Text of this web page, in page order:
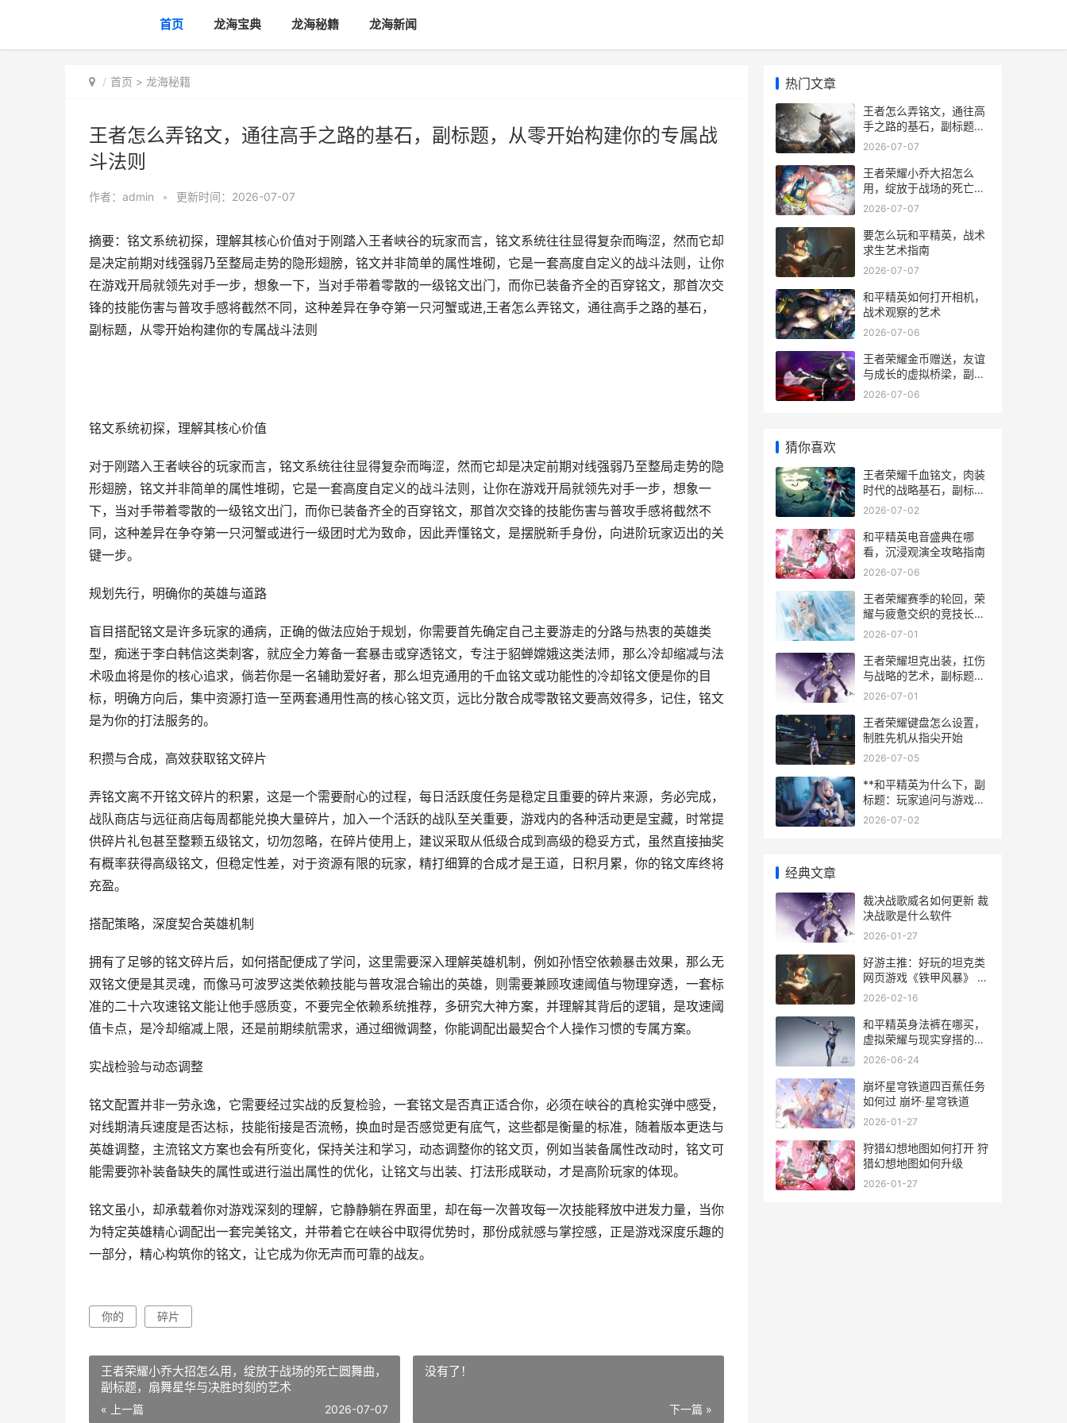
首页 龙海宝典 龙海秘籍 龙海新闻
首页 > 龙海秘籍
王者怎么弄铭文，通往高手之路的基石，副标题，从零开始构建你的专属战
斗法则
作者： admin • 更新时间：2026-07-07
摘要：铭文系统初探，理解其核心价值对于刚踏入王者峡谷的玩家而言，铭文系统往往显得复杂而晦涩，然而它却
是决定前期对线强弱乃至整局走势的隐形翅膀，铭文并非简单的属性堆砌，它是一套高度自定义的战斗法则，让你
在游戏开局就领先对手一步，想象一下，当对手带着零散的一级铭文出门，而你已装备齐全的百穿铭文，那首次交
锋的技能伤害与普攻手感将截然不同，这种差异在争夺第一只河蟹或进,王者怎么弄铭文，通往高手之路的基石，
副标题，从零开始构建你的专属战斗法则
铭文系统初探，理解其核心价值
对于刚踏入王者峡谷的玩家而言，铭文系统往往显得复杂而晦涩，然而它却是决定前期对线强弱乃至整局走势的隐
形翅膀，铭文并非简单的属性堆砌，它是一套高度自定义的战斗法则，让你在游戏开局就领先对手一步，想象一
下，当对手带着零散的一级铭文出门，而你已装备齐全的百穿铭文，那首次交锋的技能伤害与普攻手感将截然不
同，这种差异在争夺第一只河蟹或进行一级团时尤为致命，因此弄懂铭文，是摆脱新手身份，向进阶玩家迈出的关
键一步。
规划先行，明确你的英雄与道路
盲目搭配铭文是许多玩家的通病，正确的做法应始于规划，你需要首先确定自己主要游走的分路与热衷的英雄类
型，痴迷于李白韩信这类刺客，就应全力筹备一套暴击或穿透铭文，专注于貂蝉嫦娥这类法师，那么冷却缩减与法
术吸血将是你的核心追求，倘若你是一名辅助爱好者，那么坦克通用的千血铭文或功能性的冷却铭文便是你的目
标，明确方向后，集中资源打造一至两套通用性高的核心铭文页，远比分散合成零散铭文要高效得多，记住，铭文
是为你的打法服务的。
积攒与合成，高效获取铭文碎片
弄铭文离不开铭文碎片的积累，这是一个需要耐心的过程，每日活跃度任务是稳定且重要的碎片来源，务必完成，
战队商店与远征商店每周都能兑换大量碎片，加入一个活跃的战队至关重要，游戏内的各种活动更是宝藏，时常提
供碎片礼包甚至整颗五级铭文，切勿忽略，在碎片使用上，建议采取从低级合成到高级的稳妥方式，虽然直接抽奖
有概率获得高级铭文，但稳定性差，对于资源有限的玩家，精打细算的合成才是王道，日积月累，你的铭文库终将
充盈。
搭配策略，深度契合英雄机制
拥有了足够的铭文碎片后，如何搭配便成了学问，这里需要深入理解英雄机制，例如孙悟空依赖暴击效果，那么无
双铭文便是其灵魂，而像马可波罗这类依赖技能与普攻混合输出的英雄，则需要兼顾攻速阈值与物理穿透，一套标
准的二十六攻速铭文能让他手感质变，不要完全依赖系统推荐，多研究大神方案，并理解其背后的逻辑，是攻速阈
值卡点，是冷却缩减上限，还是前期续航需求，通过细微调整，你能调配出最契合个人操作习惯的专属方案。
实战检验与动态调整
铭文配置并非一劳永逸，它需要经过实战的反复检验，一套铭文是否真正适合你，必须在峡谷的真枪实弹中感受，
对线期清兵速度是否达标，技能衔接是否流畅，换血时是否感觉更有底气，这些都是衡量的标准，随着版本更迭与
英雄调整，主流铭文方案也会有所变化，保持关注和学习，动态调整你的铭文页，例如当装备属性改动时，铭文可
能需要弥补装备缺失的属性或进行溢出属性的优化，让铭文与出装、打法形成联动，才是高阶玩家的体现。
铭文虽小，却承载着你对游戏深刻的理解，它静静躺在界面里，却在每一次普攻每一次技能释放中迸发力量，当你
为特定英雄精心调配出一套完美铭文，并带着它在峡谷中取得优势时，那份成就感与掌控感，正是游戏深度乐趣的
一部分，精心构筑你的铭文，让它成为你无声而可靠的战友。
你的 碎片
王者荣耀小乔大招怎么用，绽放于战场的死亡圆舞曲，
副标题，扇舞星华与决胜时刻的艺术
« 上一篇 2026-07-07
没有了！
下一篇 »
热门文章
王者怎么弄铭文，通往高
手之路的基石，副标题，
从零开始构建你的专属战
2026-07-07
王者荣耀小乔大招怎么
用，绽放于战场的死亡圆
舞曲，副标题，扇舞星华
2026-07-07
要怎么玩和平精英，战术
求生艺术指南
2026-07-07
和平精英如何打开相机，
战术观察的艺术
2026-07-06
王者荣耀金币赠送，友谊
与成长的虚拟桥梁，副标
题，探讨游戏内资源流转
2026-07-06
猜你喜欢
王者荣耀千血铭文，肉装
时代的战略基石，副标
题，坦度与节奏的隐秘艺
2026-07-02
和平精英电音盛典在哪
看，沉浸观演全攻略指南
2026-07-06
王者荣耀赛季的轮回，荣
耀与疲惫交织的竞技长
诗，副标题，一位老玩家
2026-07-01
王者荣耀坦克出装，扛伤
与战略的艺术，副标题，
从铁壁到核心的装备哲学
2026-07-01
王者荣耀键盘怎么设置，
制胜先机从指尖开始
2026-07-05
**和平精英为什么下，副
标题：玩家追问与游戏生
态的深层博弈**
2026-07-02
经典文章
裁决战歌威名如何更新 裁
决战歌是什么软件
2026-01-27
好游主推：好玩的坦克类
网页游戏《铁甲风暴》 好
游推荐下载
2026-02-16
和平精英身法裤在哪买，
虚拟荣耀与现实穿搭的交
织
2026-06-24
崩坏星穹铁道四百蕉任务
如何过 崩坏·星穹铁道
2026-01-27
狩猎幻想地图如何打开 狩
猎幻想地图如何升级
2026-01-27